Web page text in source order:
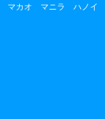
マカオ マニラ ハノイ